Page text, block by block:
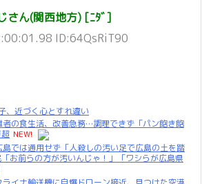
さん(関西地方) [ﾆﾀﾞ]
ID:64QsRiT90
、近づく心とすれ違い
者の食生活、改善急務…調理できず「パン飽き飽
NEW!
では通用せず「人殺しの汚い足で広島の土を踏
お前らの方が汚いんじゃ！」「ワシらが広島県